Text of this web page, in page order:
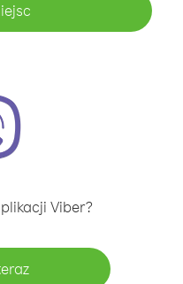
Viber?